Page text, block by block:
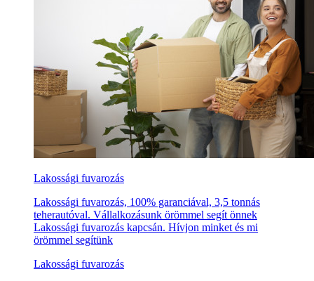
Lakossági fuvarozás
Lakossági fuvarozás, 100% garanciával, 3,5 tonnás
teherautóval. Vállalkozásunk örömmel segít önnek
Lakossági fuvarozás kapcsán. Hívjon minket és mi
örömmel segítünk
Lakossági fuvarozás